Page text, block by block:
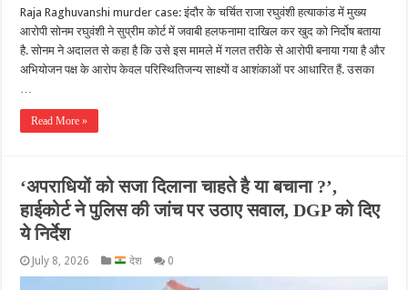
Raja Raghuvanshi murder case: इंदौर के चर्चित राजा रघुवंशी हत्याकांड में मुख्य
आरोपी सोनम रघुवंशी ने सुप्रीम कोर्ट में जवाबी हलफनामा दाखिल कर खुद को निर्दोष बताया
है. सोनम ने अदालत से कहा है कि उसे इस मामले में गलत तरीके से आरोपी बनाया गया है और
अभियोजन पक्ष के आरोप केवल परिस्थितिजन्य साक्ष्यों व आशंकाओं पर आधारित हैं. उसका
…
Read More »
‘अपराधियों को सजा दिलाना चाहते है या बचाना ?’,
हाईकोर्ट ने पुलिस की जांच पर उठाए सवाल, DGP को दिए
ये निर्देश
July 8, 2026 देश 0